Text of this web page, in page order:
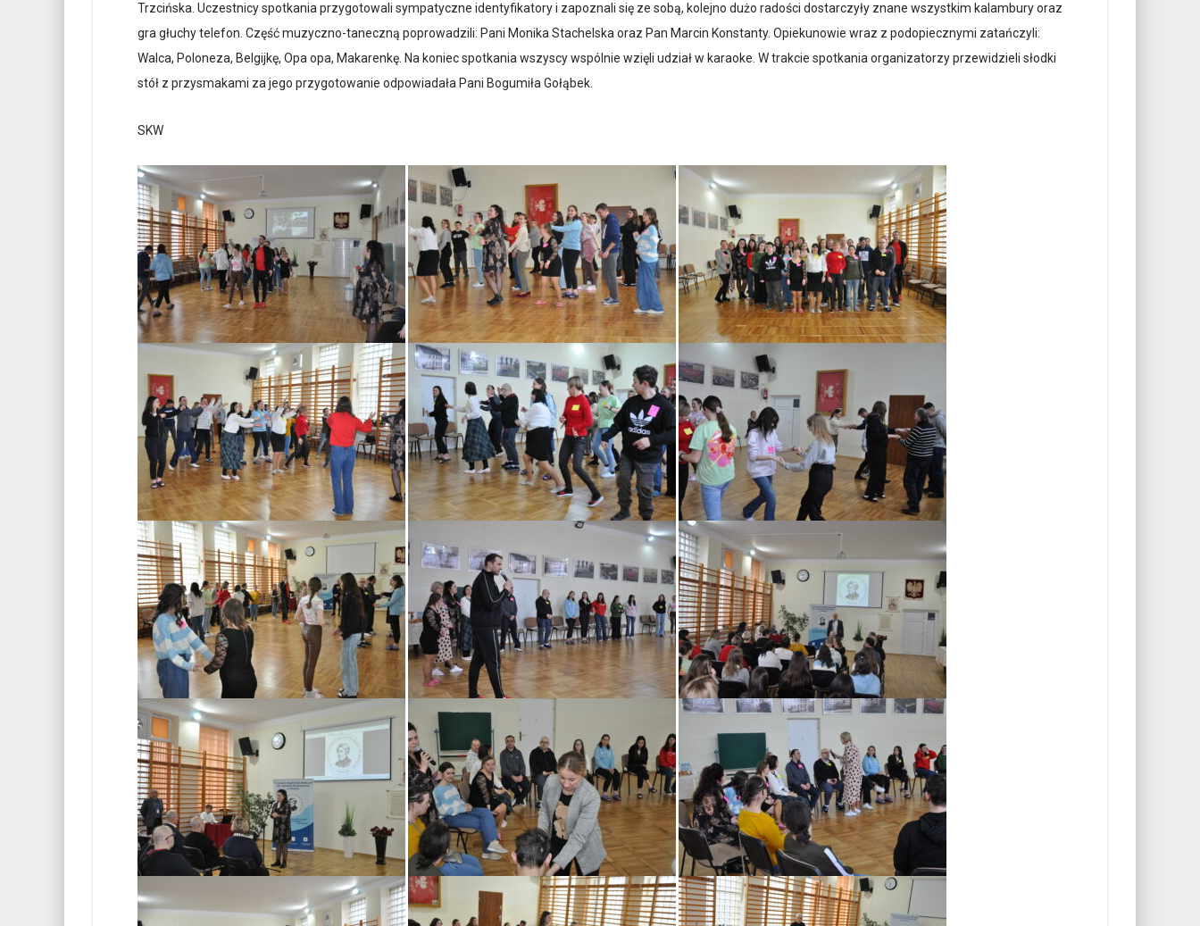
Trzcińska. Uczestnicy spotkania przygotowali sympatyczne identyfikatory i zapoznali się ze sobą, kolejno dużo radości dostarczyły znane wszystkim kalambury oraz
gra głuchy telefon. Część muzyczno-taneczną poprowadzili: Pani Monika Stachelska oraz Pan Marcin Konstanty. Opiekunowie wraz z podopiecznymi zatańczyli:
Walca, Poloneza, Belgijkę, Opa opa, Makarenkę. Na koniec spotkania wszyscy wspólnie wzięli udział w karaoke. W trakcie spotkania organizatorzy przewidzieli słodki
stół z przysmakami za jego przygotowanie odpowiadała Pani Bogumiła Gołąbek.
SKW